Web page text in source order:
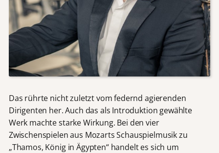
Das rührte nicht zuletzt vom federnd agierenden
Dirigenten her. Auch das als Introduktion gewählte
Werk machte starke Wirkung. Bei den vier
Zwischenspielen aus Mozarts Schauspielmusik zu
„Thamos, König in Ägypten“ handelt es sich um